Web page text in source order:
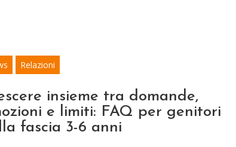
Relazioni
insieme tra domande,
e limiti: FAQ per genitori
fascia 3-6 anni